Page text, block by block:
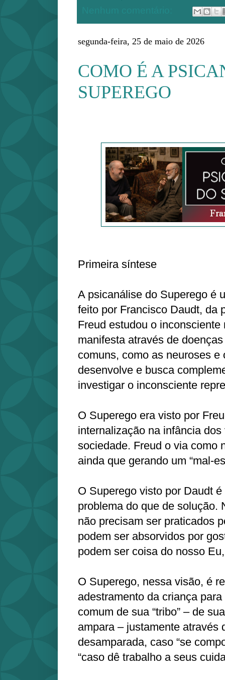
segunda-feira, 25 de maio de 2026
COMO É A
SUPEREGO
Primeira síntese
A psicanálise do Superego é
feito por Francisco Daudt, da
Freud estudou o inconsciente
manifesta através de
comuns, como as neuroses e
desenvolve e busca
investigar o inconsciente
O Superego era visto por
internalização na infância
sociedade. Freud o via como
ainda que gerando um “mal-
O Superego visto por Daudt
problema do que de solução.
não precisam ser praticados
podem ser absorvidos por
podem ser coisa do nosso
O Superego, nessa visão, é
adestramento da criança
comum de sua “tribo” – de
ampara – justamente através
desamparada, caso “se
“caso dê trabalho a seus